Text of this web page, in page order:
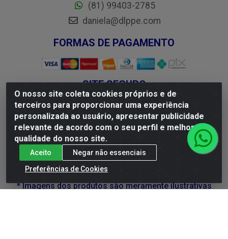
O nosso site coleta cookies próprios e de
terceiros para proporcionar uma experiência
personalizada ao usuário, apresentar publicidade
relevante de acordo com o seu perfil e melhorar a
qualidade do nosso site.
Aceito
Negar não essenciais
Preferências de Cookies
(81) 99403-2785
daniela@dlppe.com
FORMAS DE PAGAMENTO
SITE SEGURO
SE BEBER, NÃO DIRIJA. APRECIE COM MODERAÇÃO.
A VENDA DE BEBIDAS ALCOÓLICAS É PROIBIDA
PARA MENORES DE 18 ANOS.
* Imagens dos produtos são meramente ilustrativas